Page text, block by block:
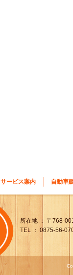
サービス案内 自動車
所在地 ： 〒768-
TEL ： 0875-56-